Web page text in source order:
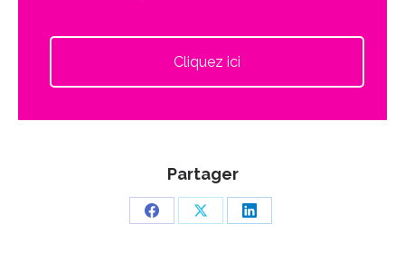
Cliquez ici
Partager
PartagerPartagerPartager